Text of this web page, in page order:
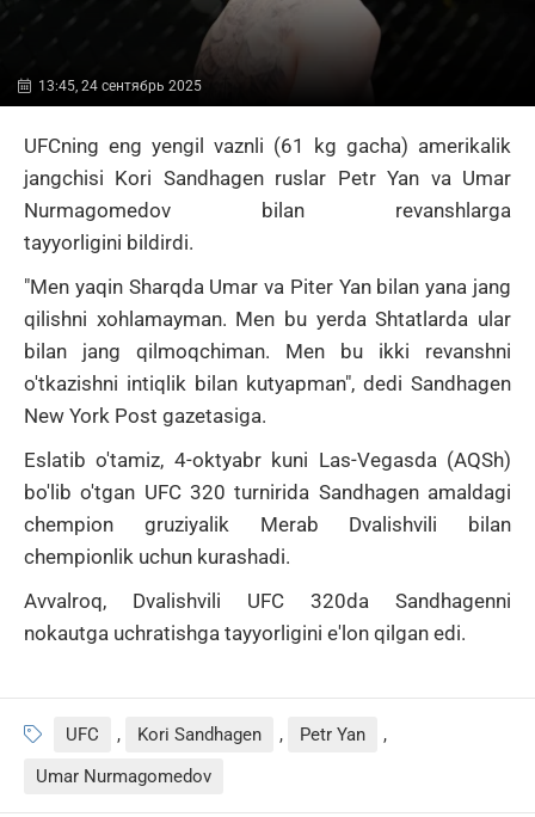
13:45, 24 сентябрь 2025
UFCning eng yengil vaznli (61 kg gacha) amerikalik
jangchisi Kori Sandhagen ruslar Petr Yan va Umar
Nurmagomedov
bilan revanshlarga
tayyorligini bildirdi.
"Men yaqin Sharqda Umar va Piter Yan bilan yana jang
qilishni xohlamayman. Men bu yerda Shtatlarda ular
bilan jang qilmoqchiman.
Men bu ikki revanshni
o'tkazishni intiqlik bilan kutyapman", dedi Sandhagen
New York Post gazetasiga.
Eslatib o'tamiz, 4-oktyabr kuni Las-Vegasda (AQSh)
bo'lib o'tgan UFC 320 turnirida Sandhagen amaldagi
chempion gruziyalik Merab Dvalishvili bilan
chempionlik uchun kurashadi.
Avvalroq, Dvalishvili UFC 320da Sandhagenni
nokautga uchratishga tayyorligini e'lon qilgan edi.
UFC , Kori Sandhagen , Petr Yan
,
Umar Nurmagomedov